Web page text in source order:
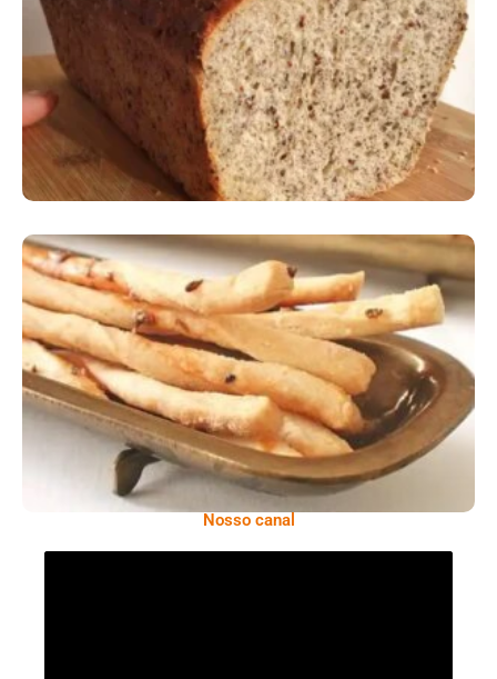
Comer Bem: Pão Low Carb
Comer Bem: Palitinhos De Cebola E Salsa
Nosso canal